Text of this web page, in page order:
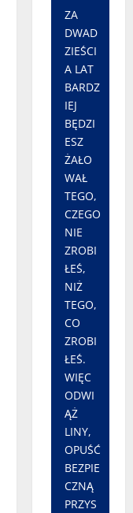
ZA
DWAD
ZIEŚCI
A LAT
BARDZ
IEJ
BĘDZI
ESZ
ŻAŁO
WAŁ
TEGO,
CZEGO
NIE
ZROBI
ŁEŚ,
NIŻ
TEGO,
CO
ZROBI
ŁEŚ.
WIĘC
ODWI
ĄŻ
LINY,
OPUŚĆ
BEZPIE
CZNĄ
PRZYS